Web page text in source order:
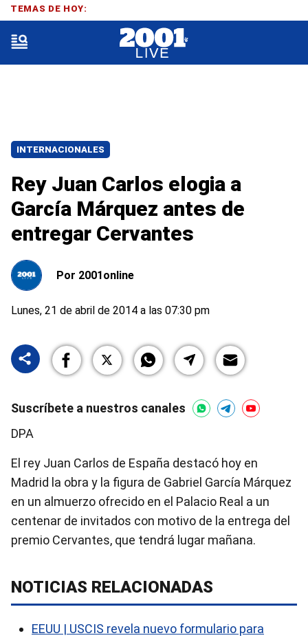
INTERNACIONALES
Rey Juan Carlos elogia a
García Márquez antes de
entregar Cervantes
Por 2001online
Lunes, 21 de abril de 2014 a las 07:30 pm
Suscríbete a nuestros canales
DPA
El rey Juan Carlos de España destacó hoy en
Madrid la obra y la figura de Gabriel García Márquez
en un almuerzo ofrecido en el Palacio Real a un
centenar de invitados con motivo de la entrega del
premio Cervantes, que tendrá lugar mañana.
NOTICIAS RELACIONADAS
EEUU | USCIS revela nuevo formulario para
TEMAS DE HOY: